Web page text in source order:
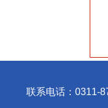
联系电话：0311-